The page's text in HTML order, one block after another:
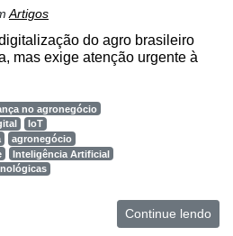
Artigos
do agro brasileiro
mas exige atenção urgente à
no agronegócio
IoT
agronegócio
Inteligência Artificial
Continue lendo